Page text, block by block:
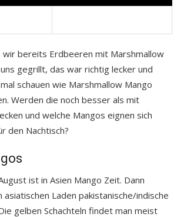
wir bereits Erdbeeren mit Marshmallow
gegrillt, das war richtig lecker und
schauen wie Marshmallow Mango
Werden die noch besser als mit
und welche Mangos eignen sich
den Nachtisch?
ist in Asien Mango Zeit. Dann
asiatischen Laden pakistanische/indische
gelben Schachteln findet man meist